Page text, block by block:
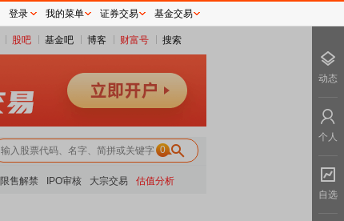
股吧 基金吧 博客 财富号 搜索
0
限售解禁 IPO审核 大宗交易 估值分析
登录 我的菜单 证券交易 基金交易
动态
个人
自选